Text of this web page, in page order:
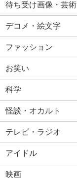
待ち受け画像・芸術
デコメ・絵文字
ファッション
お笑い
科学
怪談・オカルト
テレビ・ラジオ
アイドル
映画